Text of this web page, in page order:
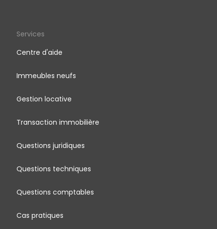
Services
Centre d'aide
Immeubles neufs
Gestion locative
Transaction immobilière
Questions juridiques
Questions techniques
Questions comptables
Cas pratiques